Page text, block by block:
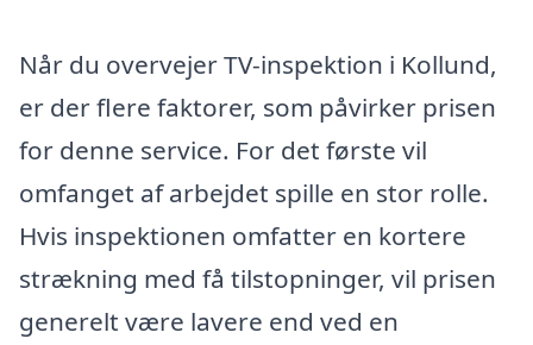
Når du overvejer TV-inspektion i Kollund,
er der flere faktorer, som påvirker prisen
for denne service. For det første vil
omfanget af arbejdet spille en stor rolle.
Hvis inspektionen omfatter en kortere
strækning med få tilstopninger, vil prisen
generelt være lavere end ved en